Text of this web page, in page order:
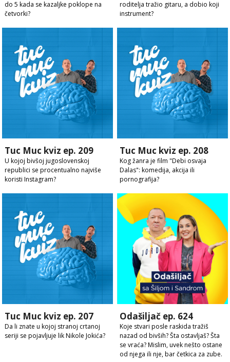
do 5 kada se kazaljke poklope na
četvorki?
roditelja tražio gitaru, a dobio koji
instrument?
Tuc Muc kviz ep. 209
U kojoj bivšoj jugoslovenskoj
republici se procentualno najviše
koristi Instagram?
Tuc Muc kviz ep. 208
Kog žanra je film "Debi osvaja
Dalas": komedija, akcija ili
pornografija?
Tuc Muc kviz ep. 207
Da li znate u kojoj stranoj crtanoj
seriji se pojavljuje lik Nikole Jokića?
Odašiljač ep. 624
Koje stvari posle raskida tražiš
nazad od bivših? Šta ostavljaš? Šta
se vraća? Mislim, uvek nešto ostane
od njega ili nje, bar četkica za zube.